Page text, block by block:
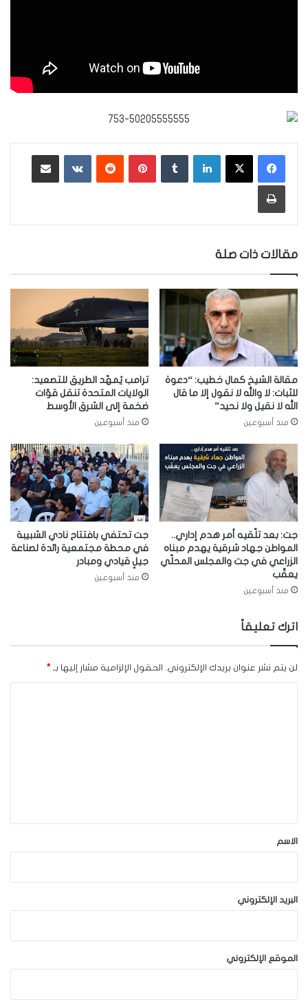
لينكدإن بينتيريست ‏VKontakte
طباعة
مقالات ذات صلة
مقالة الشيخ كمال خطيب: “دعوة
للثبات: لا والله لا نقول إلا ما قال
الله لا نقيل ولا نحيد”
منذ أسبوعين
ترامب يُمهّد الطريق للتصعيد:
الولايات المتحدة تنقل قوّات
ضخمة إلى الشرق الأوسط
منذ أسبوعين
جت: بعد تلّقيه أمر هدم إداري..
المواطن جهاد شرقية يهدم مبناه
الزراعي في جت والمجلس المحلّي
يعقّب
منذ أسبوعين
جت تحتفي بافتتاح نادي الشبيبة
في محطة مجتمعية رائدة لصناعة
جيلٍ قيادي ومبادر
منذ أسبوعين
اترك تعليقاً
لن يتم نشر عنوان بريدك الإلكتروني. الحقول الإلزامية مشار إليها بـ *
*الاسم
البريد الإلكتروني
الموقع الإلكتروني